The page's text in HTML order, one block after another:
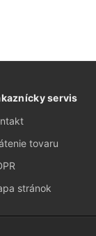
servis
tovaru
stránok